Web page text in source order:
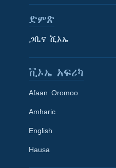
Learning English
ድምጽ
ጋቢና ቪኦኤ
ቪኦኤ አፍሪካ
Afaan Oromoo
Amharic
English
Hausa